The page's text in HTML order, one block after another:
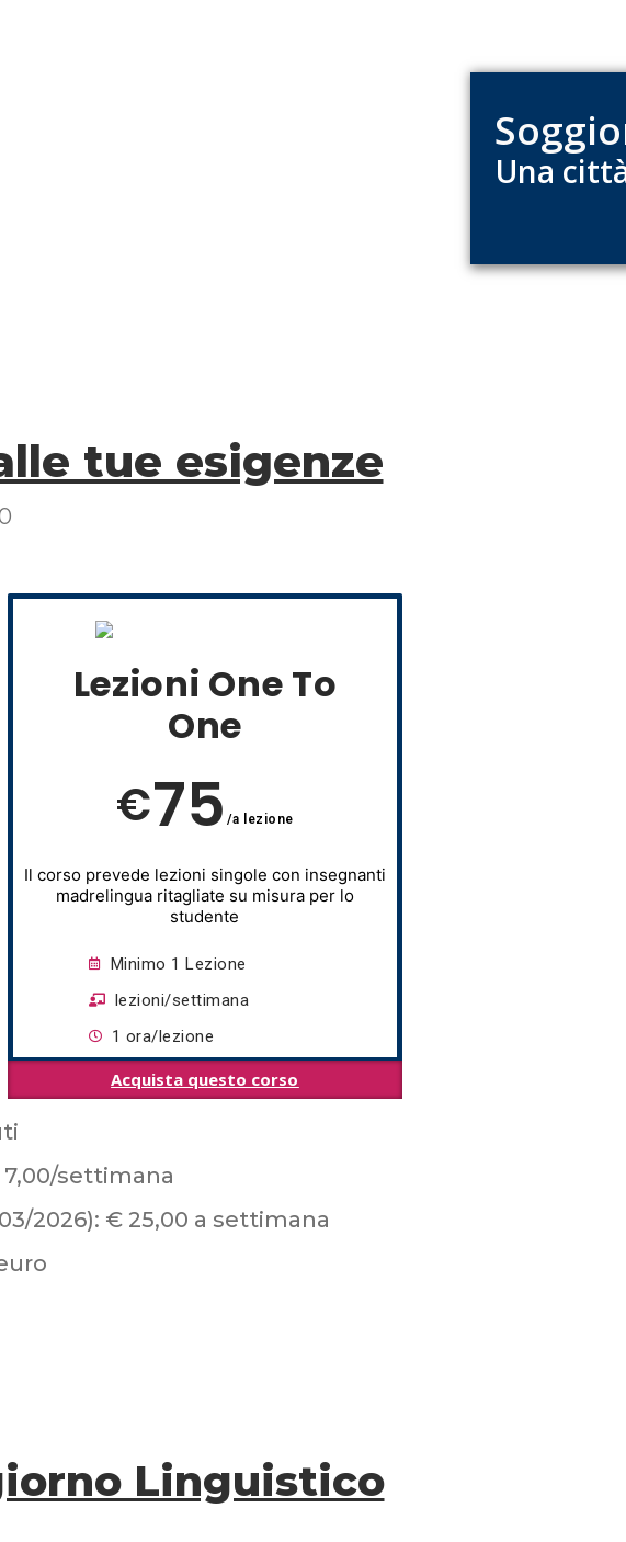
Una
tue esigenze
Lezioni One To
One
€75 /a lezione
Il corso prevede lezioni singole con insegnanti
madrelingua ritagliate su misura per lo
studente
Minimo 1 Lezione
lezioni/settimana
1 ora/lezione
Acquista questo corso
settimana
2026): € 25,00 a settimana
Linguistico